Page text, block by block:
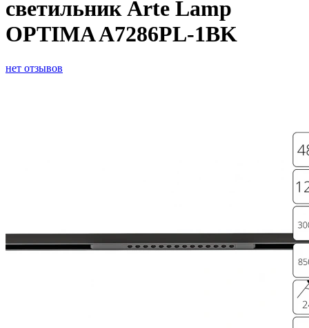
светильник Arte Lamp
OPTIMA A7286PL-1BK
нет отзывов